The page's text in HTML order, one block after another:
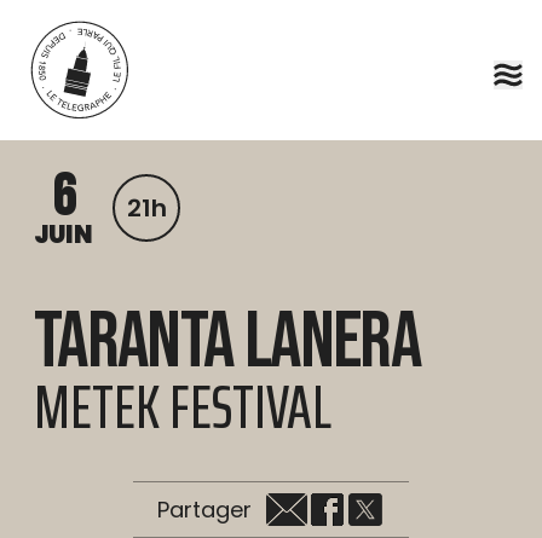
Aller au contenu principal
6
JUIN
21h
Taranta Lanera
METEK FESTIVAL
Partager